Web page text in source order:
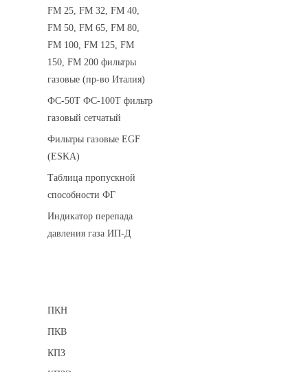
FM 25, FM 32, FM 40,
FM 50, FM 65, FM 80,
FM 100, FM 125, FM
150, FM 200 фильтры
газовые (пр-во Италия)
ФС-50Т ФС-100Т фильтр
газовый сетчатый
Фильтры газовые EGF
(ESKA)
Таблица пропускной
способности ФГ
Индикатор перепада
давления газа ИП-Д
ПКН
ПКВ
КПЗ